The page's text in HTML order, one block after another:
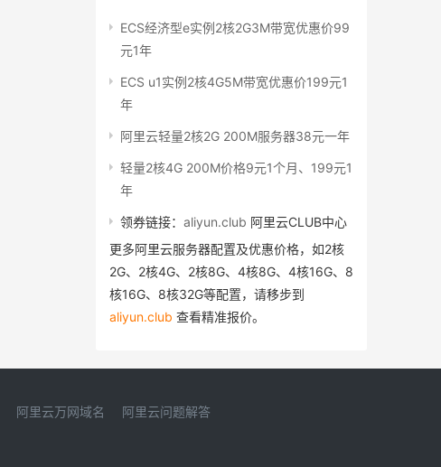
ECS经济型e实例2核2G3M带宽优惠价99
元1年
ECS u1实例2核4G5M带宽优惠价199元1
年
阿里云轻量2核2G 200M服务器38元一年
轻量2核4G 200M价格9元1个月、199元1
年
领券链接： aliyun.club 阿里云CLUB中心
更多阿里云服务器配置及优惠价格，如2核
2G、2核4G、2核8G、4核8G、4核16G、8
核16G、8核32G等配置，请移步到
aliyun.club 查看精准报价。
阿里云万网域名 阿里云问题解答